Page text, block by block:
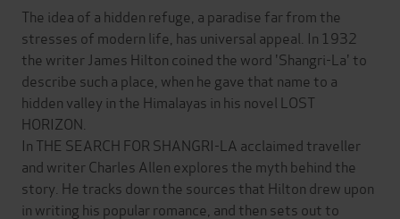
The idea of a hidden refuge, a paradise far from the
stresses of modern life, has universal appeal. In 1932
the writer James Hilton coined the word 'Shangri-La' to
describe such a place, when he gave that name to a
hidden valley in the Himalayas in his novel LOST
HORIZON.
In THE SEARCH FOR SHANGRI-LA acclaimed traveller
and writer Charles Allen explores the myth behind the
story. He tracks down the sources that Hilton drew upon
in writing his popular romance, and then sets out to